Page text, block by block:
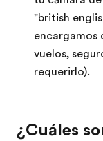
"british
encargamos
vuelos,
requerirlo).
¿Cuáles